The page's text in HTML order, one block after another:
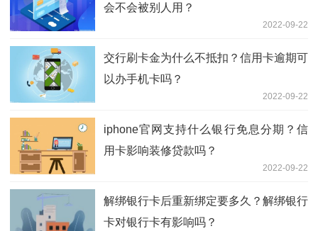
会不会被别人用？
2022-09-22
交行刷卡金为什么不抵扣？信用卡逾期可
以办手机卡吗？
2022-09-22
iphone官网支持什么银行免息分期？信
用卡影响装修贷款吗？
2022-09-22
解绑银行卡后重新绑定要多久？解绑银行
卡对银行卡有影响吗？